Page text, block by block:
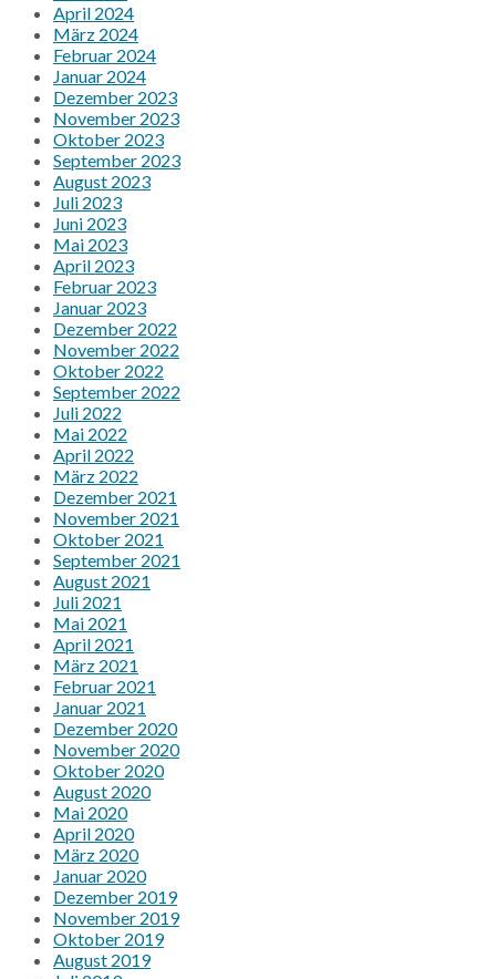
April 2024
März 2024
Februar 2024
Januar 2024
Dezember 2023
November 2023
Oktober 2023
September 2023
August 2023
Juli 2023
Juni 2023
Mai 2023
April 2023
Februar 2023
Januar 2023
Dezember 2022
November 2022
Oktober 2022
September 2022
Juli 2022
Mai 2022
April 2022
März 2022
Dezember 2021
November 2021
Oktober 2021
September 2021
August 2021
Juli 2021
Mai 2021
April 2021
März 2021
Februar 2021
Januar 2021
Dezember 2020
November 2020
Oktober 2020
August 2020
Mai 2020
April 2020
März 2020
Januar 2020
Dezember 2019
November 2019
Oktober 2019
August 2019